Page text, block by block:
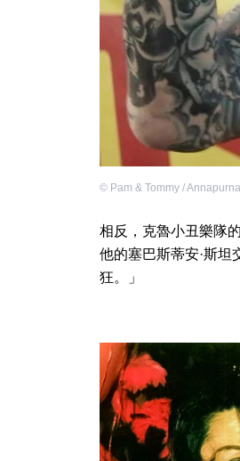
© Pam & Tommy /
相反，克魯小丑樂隊
他的塞巴斯蒂安·斯
狂。」